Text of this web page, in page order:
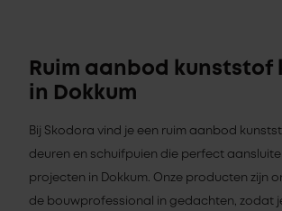
Ruim aanbod kunststof
in Dokkum
Bij Skodora vind je een ruim aanbod
deuren en schuifpuien die perfect
projecten in Dokkum. Onze producten zijn
de bouwprofessional in gedachten, zodat